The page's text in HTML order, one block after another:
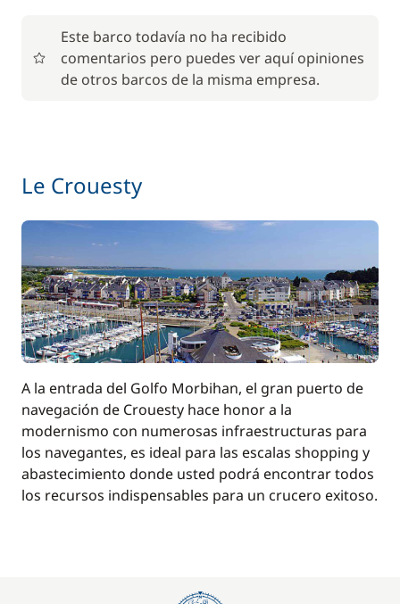
Este barco todavía no ha recibido
comentarios pero puedes ver aquí opiniones
de otros barcos de la misma empresa.
Le Crouesty
A la entrada del Golfo Morbihan, el gran puerto de
navegación de Crouesty hace honor a la
modernismo con numerosas infraestructuras para
los navegantes, es ideal para las escalas shopping y
abastecimiento donde usted podrá encontrar todos
los recursos indispensables para un crucero exitoso.